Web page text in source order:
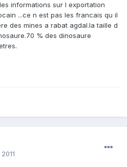
informations sur l exportation
...ce n est pas les francais qu il
des mines a rabat agdal.la taille d
% des dinosaure